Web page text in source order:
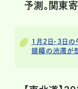
予測。関東
1月2日・3日
規模の渋滞が